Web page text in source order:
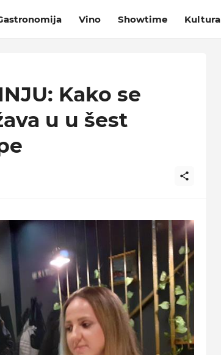
Vino Showtime Kultura
Kako se
u u šest